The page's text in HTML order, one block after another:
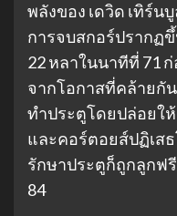
พลังของ เดวิด เทิร์
การจบสกอร์ปรากฏขึ้
22 หลาในนาทีที่ 71
จากโอกาสที่คล้ายกั
ทําประตูโดยปล่อยใ
และคอร์ตอยส์ปฏิเส
รักษาประตูก็ถูกลูกฟ
84